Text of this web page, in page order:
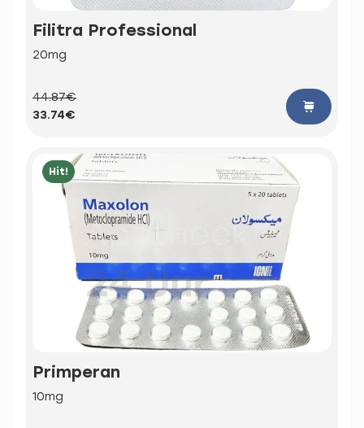
Filitra Professional
20mg
44.87€
33.74€
Hit!
Primperan
10mg